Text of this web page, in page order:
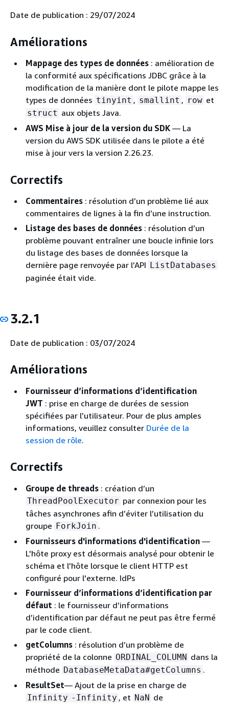
Date de publication : 29/07/2024
Améliorations
Mappage des types de données : amélioration de
la conformité aux spécifications JDBC grâce à la
modification de la manière dont le pilote mappe les
types de données tinyint , smallint , row et
struct aux objets Java.
AWS Mise à jour de la version du SDK— La
version du AWS SDK utilisée dans le pilote a été
mise à jour vers la version 2.26.23.
Correctifs
Commentaires : résolution d’un problème lié aux
commentaires de lignes à la fin d’une instruction.
Listage des bases de données : résolution d’un
problème pouvant entraîner une boucle infinie lors
du listage des bases de données lorsque la
dernière page renvoyée par l’API ListDatabases
paginée était vide.
3.2.1
Date de publication : 03/07/2024
Améliorations
Fournisseur d’informations d’identification
JWT : prise en charge de durées de session
spécifiées par l’utilisateur. Pour de plus amples
informations, veuillez consulter Durée de la
session de rôle.
Correctifs
Groupe de threads : création d’un
ThreadPoolExecutor par connexion pour les
tâches asynchrones afin d’éviter l’utilisation du
groupe ForkJoin .
Fournisseurs d'informations d'identification —
L'hôte proxy est désormais analysé pour obtenir le
schéma et l'hôte lorsque le client HTTP est
configuré pour l'externe. IdPs
Fournisseur d’informations d’identification par
défaut : le fournisseur d’informations
d’identification par défaut ne peut pas être fermé
par le code client.
getColumns : résolution d’un problème de
propriété de la colonne ORDINAL_COLUMN dans la
méthode DatabaseMetaData#getColumns .
ResultSet— Ajout de la prise en charge de
Infinity -Infinity , et NaN de